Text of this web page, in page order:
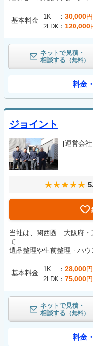
基本料金 1K 30,000
2LDK
120,000
ネットで見積・
相談する （無料）
料金
ジョイント
[運営会社]
当社は、関西圏 大阪府・
て
遺品整理や生前整理・ハウ
基本料金 1K 28,000
2LDK
75,000
ネットで見積・
相談する （無料）
料金